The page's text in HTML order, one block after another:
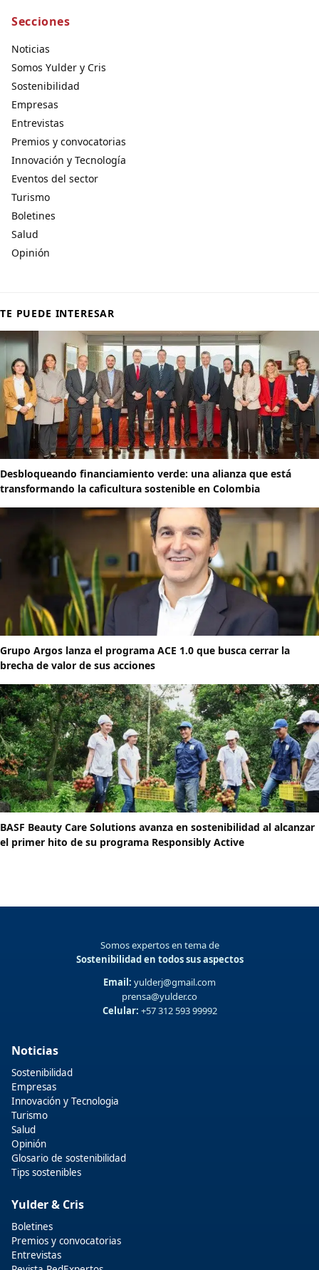
Secciones
Noticias
Somos Yulder y Cris
Sostenibilidad
Empresas
Entrevistas
Premios y convocatorias
Innovación y Tecnología
Eventos del sector
Turismo
Boletines
Salud
Opinión
TE PUEDE INTERESAR
Desbloqueando financiamiento verde: una alianza que está
transformando la caficultura sostenible en Colombia
Grupo Argos lanza el programa ACE 1.0 que busca cerrar la
brecha de valor de sus acciones
BASF Beauty Care Solutions avanza en sostenibilidad al alcanzar
el primer hito de su programa Responsibly Active
Somos expertos en tema de
Sostenibilidad en todos sus aspectos
Email: yulderj@gmail.com
prensa@yulder.co
Celular: +57 312 593 99992
Noticias
Sostenibilidad
Empresas
Innovación y Tecnologia
Turismo
Salud
Opinión
Glosario de sostenibilidad
Tips sostenibles
Yulder & Cris
Boletines
Premios y convocatorias
Entrevistas